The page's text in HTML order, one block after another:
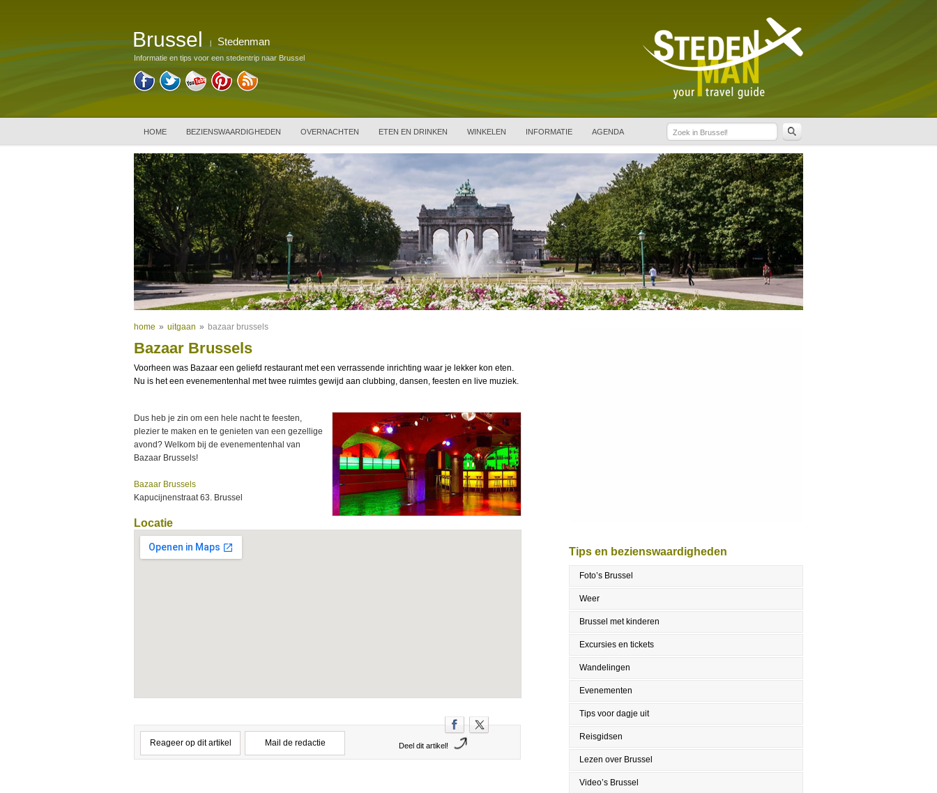
Brussel Stedenman
Informatie en tips voor een stedentrip naar Brussel
HOME BEZIENSWAARDIGHEDEN OVERNACHTEN ETEN EN DRINKEN WINKELEN INFORMATIE AGENDA
home » uitgaan » bazaar brussels
Bazaar Brussels
Voorheen was Bazaar een geliefd restaurant met een verrassende inrichting waar je lekker kon eten.
Nu is het een evenementenhal met twee ruimtes gewijd aan clubbing, dansen, feesten en live muziek.
Dus heb je zin om een hele nacht te feesten,
plezier te maken en te genieten van een gezellige
avond? Welkom bij de evenementenhal van
Bazaar Brussels!
Bazaar Brussels
Kapucijnenstraat 63. Brussel
Locatie
Reageer op dit artikel Mail de redactie Deel dit artikel!
Tips en bezienswaardigheden
Foto’s Brussel
Weer
Brussel met kinderen
Excursies en tickets
Wandelingen
Evenementen
Tips voor dagje uit
Reisgidsen
Lezen over Brussel
Video’s Brussel